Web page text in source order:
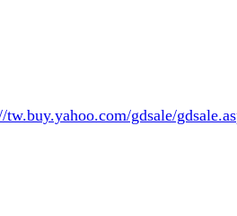
tw.buy.yahoo.com/gdsale/